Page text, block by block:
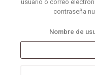
usuario o correo
contraseña
Nombre de